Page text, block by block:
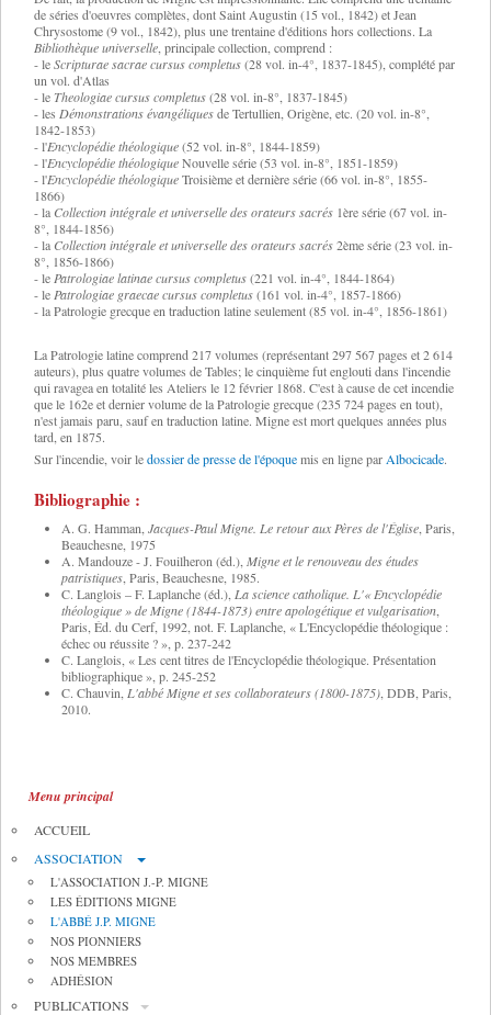
de séries d'oeuvres complètes, dont Saint Augustin (15 vol., 1842) et Jean
Chrysostome (9 vol., 1842), plus une trentaine d'éditions hors collections. La
Bibliothèque universelle , principale collection, comprend :
- leScripturae sacrae cursus completus(28 vol. in-4°, 1837-1845), complété par
un vol. d'Atlas
- leTheologiae cursus completus(28 vol. in-8°, 1837-1845)
- les Démonstrations évangéliquesde Tertullien, Origène, etc. (20 vol. in-8°,
1842-1853)
- l'Encyclopédie théologique(52 vol. in-8°, 1844-1859)
- l'Encyclopédie théologiqueNouvelle série (53 vol. in-8°, 1851-1859)
- l'Encyclopédie théologiqueTroisième et dernière série (66 vol. in-8°, 1855-
1866)
- la Collection intégrale et universelle des orateurs sacrés 1ère série (67 vol. in-
8°, 1844-1856)
- la Collection intégrale et universelle des orateurs sacrés2ème série (23 vol. in-
8°, 1856-1866)
- le Patrologiae latinae cursus completus(221 vol. in-4°, 1844-1864)
- le Patrologiae graecae cursus completus(161 vol. in-4°, 1857-1866)
- la Patrologie grecque en traduction latine seulement (85 vol. in-4°, 1856-1861)
La Patrologie latine comprend 217 volumes (représentant 297 567 pages et 2 614
auteurs), plus quatre volumes de Tables; le cinquième fut englouti dans l'incendie
qui ravagea en totalité les Ateliers le 12 février 1868. C'est à cause de cet incendie
que le 162e et dernier volume de la Patrologie grecque (235 724 pages en tout),
n'est jamais paru, sauf en traduction latine. Migne est mort quelques années plus
tard, en 1875.
Sur l'incendie, voir ledossier de presse de l'époquemis en ligne par Albocicade.
Bibliographie :
A. G. Hamman, Jacques-Paul Migne. Le retour aux Pères de l'Église , Paris,
Beauchesne, 1975
A. Mandouze - J. Fouilheron (éd.), Migne et le renouveau des études
patristiques , Paris, Beauchesne, 1985.
C. Langlois – F. Laplanche (éd.), La science catholique. L'« Encyclopédie
théologique » de Migne (1844-1873) entre apologétique et vulgarisation
Paris, Éd. du Cerf, 1992, not. F. Laplanche, « L'Encyclopédie théologique :
échec ou réussite ? », p. 237-242
C. Langlois, « Les cent titres de l'Encyclopédie théologique. Présentation
bibliographique », p. 245-252
C. Chauvin, L'abbé Migne et ses collaborateurs (1800-1875) , DDB, Paris,
2010.
Menu principal
ACCUEIL
ASSOCIATION
L'ASSOCIATION J.-P. MIGNE
LES ÉDITIONS MIGNE
L'ABBÉ J.P. MIGNE
NOS PIONNIERS
NOS MEMBRES
ADHÉSION
PUBLICATIONS